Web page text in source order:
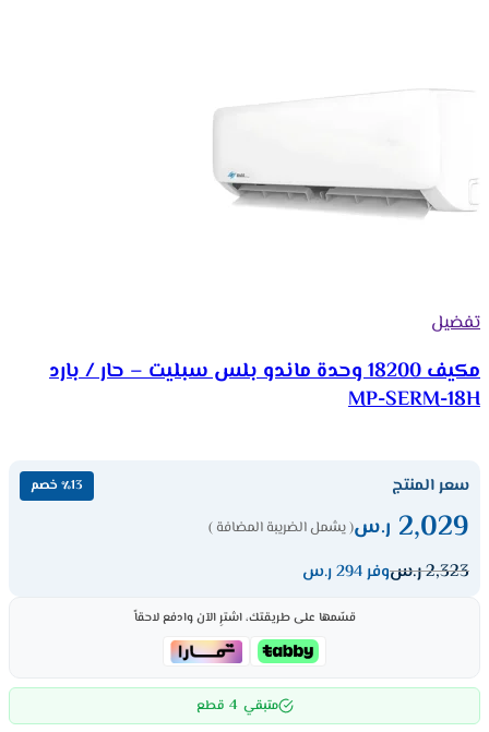
تفضيل
مكيف 18200 وحدة ماندو بلس سبليت – حار / بارد
MP-SERM-18H
سعر المنتج ٪13 خصم
2,029 ر.س( يشمل الضريبة المضافة )
2,323ر.سوفر 294 ر.س
قسّمها على طريقتك، اشترِ الآن وادفع لاحقاً
متبقي 4 قطع